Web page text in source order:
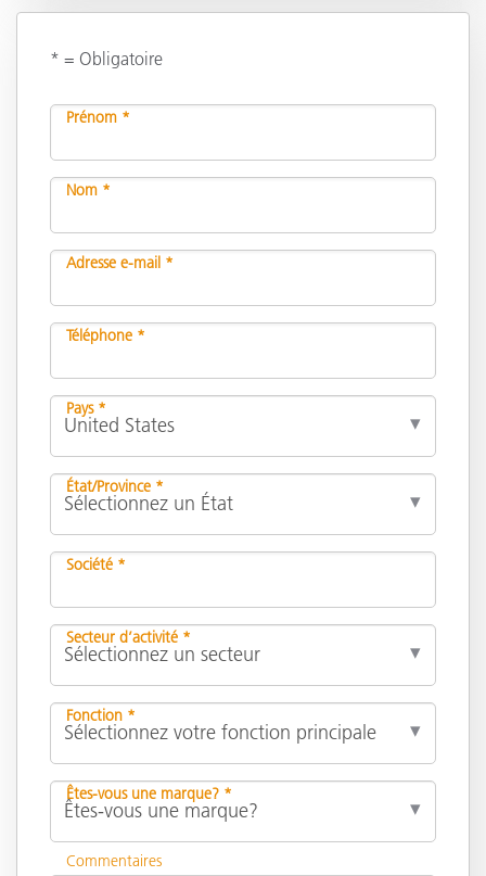
* = Obligatoire
Prénom *
Nom *
Adresse e-mail *
Téléphone *
Pays *
État/Province *
Société *
Secteur d’activité *
Fonction *
Êtes-vous une marque? *
Commentaires